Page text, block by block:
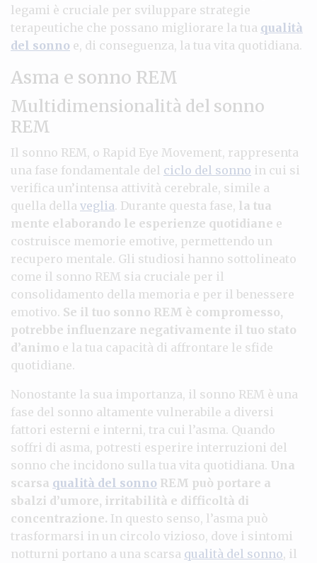
legami è cruciale per sviluppare strategie
terapeutiche che possano migliorare la tua qualità
del sonno e, di conseguenza, la tua vita quotidiana.
Asma e sonno REM
Multidimensionalità del sonno
REM
Il sonno REM, o Rapid Eye Movement, rappresenta
una fase fondamentale del ciclo del sonno in cui si
verifica un’intensa attività cerebrale, simile a
quella della veglia. Durante questa fase, la tua
mente elaborando le esperienze quotidiane e
costruisce memorie emotive, permettendo un
recupero mentale. Gli studiosi hanno sottolineato
come il sonno REM sia cruciale per il
consolidamento della memoria e per il benessere
emotivo. Se il tuo sonno REM è compromesso,
potrebbe influenzare negativamente il tuo stato
d’animo e la tua capacità di affrontare le sfide
quotidiane.
Nonostante la sua importanza, il sonno REM è una
fase del sonno altamente vulnerabile a diversi
fattori esterni e interni, tra cui l’asma. Quando
soffri di asma, potresti esperire interruzioni del
sonno che incidono sulla tua vita quotidiana. Una
scarsa qualità del sonno REM può portare a
sbalzi d’umore, irritabilità e difficoltà di
concentrazione. In questo senso, l’asma può
trasformarsi in un circolo vizioso, dove i sintomi
notturni portano a una scarsa qualità del sonno, il